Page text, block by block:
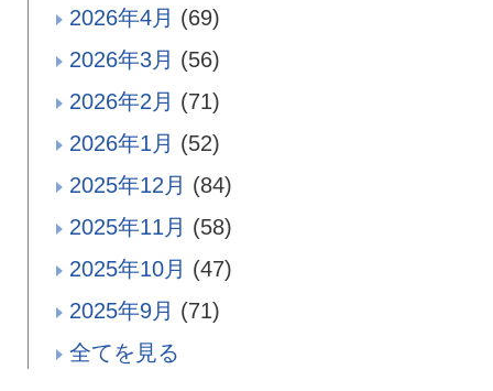
2026年4月 (69)
2026年3月 (56)
2026年2月 (71)
2026年1月 (52)
2025年12月 (84)
2025年11月 (58)
2025年10月 (47)
2025年9月 (71)
全てを見る